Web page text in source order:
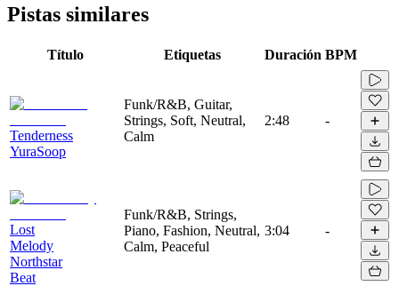
Pistas similares
Título Etiquetas Duración BPM
Tenderness
YuraSoop
Funk/R&B, Guitar,
Strings, Soft, Neutral,
Calm
2:48 -
Lost
Melody
Northstar
Beat
Funk/R&B, Strings,
Piano, Fashion, Neutral,
Calm, Peaceful
3:04 -